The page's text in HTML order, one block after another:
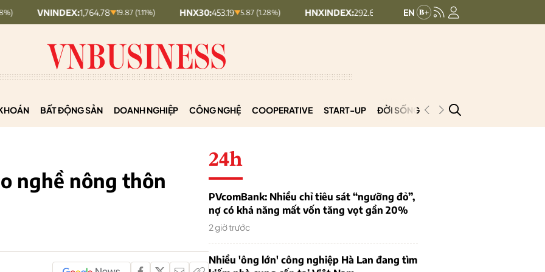
1,764.78 19.87 (1.11%) HNX30:453.19 5.87 (1.28%) HNXINDEX: 292.64 8.56 (2.84%) UPCOMINDEX:127.17
BẤT ĐỘNG SẢN DOANH NGHIỆP CÔNG NGHỆ COOPERATIVE START-UP ĐỜI SỐNG PODCAST
nghề nông thôn
24h
PVcomBank: Nhiều chỉ tiêu sát “ngưỡng đỏ”,
nợ có khả năng mất vốn tăng vọt gần 20%
2 giờ trước
Nhiều 'ông lớn' công nghiệp Hà Lan đang tìm